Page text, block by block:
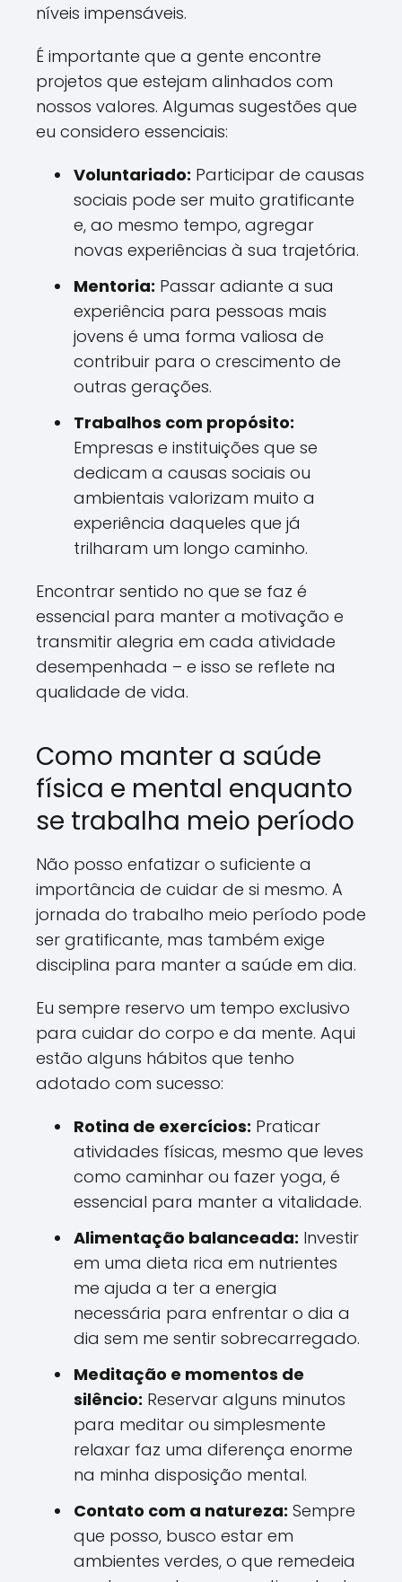
níveis impensáveis.
É importante que a gente encontre
projetos que estejam alinhados com
nossos valores. Algumas sugestões que
eu considero essenciais:
Voluntariado: Participar de causas
sociais pode ser muito gratificante
e, ao mesmo tempo, agregar
novas experiências à sua trajetória.
Mentoria: Passar adiante a sua
experiência para pessoas mais
jovens é uma forma valiosa de
contribuir para o crescimento de
outras gerações.
Trabalhos com propósito:
Empresas e instituições que se
dedicam a causas sociais ou
ambientais valorizam muito a
experiência daqueles que já
trilharam um longo caminho.
Encontrar sentido no que se faz é
essencial para manter a motivação e
transmitir alegria em cada atividade
desempenhada – e isso se reflete na
qualidade de vida.
Como manter a saúde
física e mental enquanto
se trabalha meio período
Não posso enfatizar o suficiente a
importância de cuidar de si mesmo. A
jornada do trabalho meio período pode
ser gratificante, mas também exige
disciplina para manter a saúde em dia.
Eu sempre reservo um tempo exclusivo
para cuidar do corpo e da mente. Aqui
estão alguns hábitos que tenho
adotado com sucesso:
Rotina de exercícios: Praticar
atividades físicas, mesmo que leves
como caminhar ou fazer yoga, é
essencial para manter a vitalidade.
Alimentação balanceada: Investir
em uma dieta rica em nutrientes
me ajuda a ter a energia
necessária para enfrentar o dia a
dia sem me sentir sobrecarregado.
Meditação e momentos de
silêncio: Reservar alguns minutos
para meditar ou simplesmente
relaxar faz uma diferença enorme
na minha disposição mental.
Contato com a natureza: Sempre
que posso, busco estar em
ambientes verdes, o que remedeia